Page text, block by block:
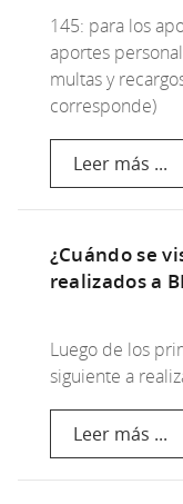
145: para los
aportes
multas y
corresponde)
Leer más ...
¿Cuándo se
realizados a
Luego de los
siguiente a
Leer más ...